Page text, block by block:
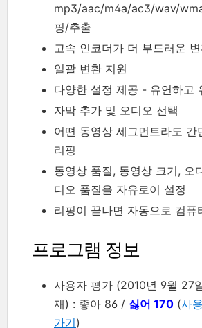
mp3/aac/m4a/ac3/wav/
핑/추출
고속 인코더가 더 부드러운
일괄 변환 지원
다양한 설정 제공 - 유연하고
자막 추가 및 오디오 선택
어뗜 동영상 세그먼트라도 간
리핑
동영상 품질, 동영상 크기, 오
디오 품질을 자유로이 설정
리핑이 끝나면 자동으로 컴퓨
프로그램 정보
사용자 평가 (2010년 9월 27
재) : 좋아 86 / 싫어 170 (사
가기)